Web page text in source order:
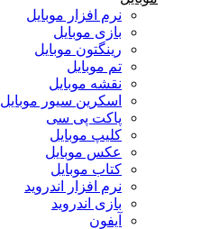
نرم افزار موبایل
بازی موبایل
رینگتون موبایل
تم موبایل
نقشه موبایل
اسکرین سیور موبایل
پاکت پی سی
کلیپ موبایل
عکس موبایل
کتاب موبایل
نرم افزار اندروید
بازی اندروید
آیفون